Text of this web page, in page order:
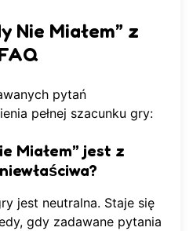
Nie Miałem” z
pytań
pełnej szacunku gry:
Miałem” jest z
jest neutralna. Staje się
gdy zadawane pytania